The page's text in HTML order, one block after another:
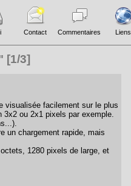
Contact Commentaires Liens
[1/3]
visualisée facilement sur le plus
ou 2x1 pixels par exemple.
un chargement rapide, mais
1280 pixels de large, et